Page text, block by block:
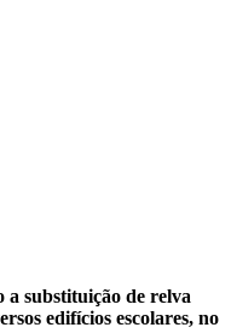
substituição de relva
edifícios escolares, no